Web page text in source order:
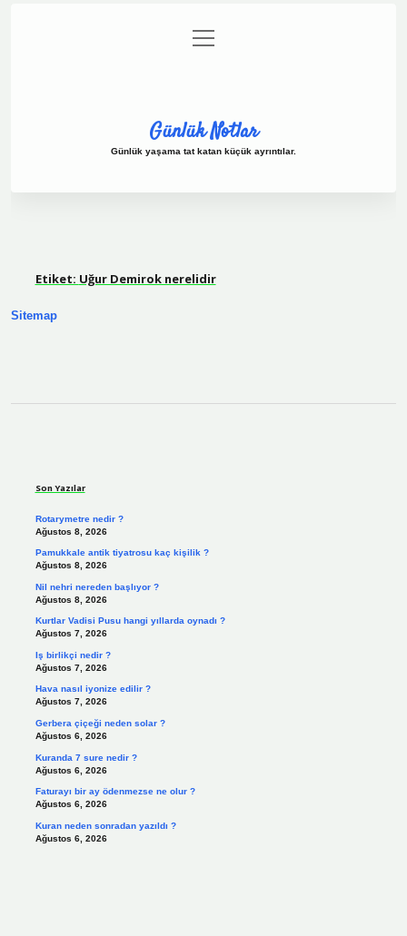
Gizlilik Politikası
menüyü
aç
Günlük Notlar
Günlük yaşama tat katan küçük ayrıntılar.
Etiket: Uğur Demirok nerelidir
Sitemap
Son Yazılar
Rotarymetre nedir ?
Ağustos 8, 2026
Pamukkale antik tiyatrosu kaç kişilik ?
Ağustos 8, 2026
Nil nehri nereden başlıyor ?
Ağustos 8, 2026
Kurtlar Vadisi Pusu hangi yıllarda oynadı ?
Ağustos 7, 2026
Iş birlikçi nedir ?
Ağustos 7, 2026
Hava nasıl iyonize edilir ?
Ağustos 7, 2026
Gerbera çiçeği neden solar ?
Ağustos 6, 2026
Kuranda 7 sure nedir ?
Ağustos 6, 2026
Faturayı bir ay ödenmezse ne olur ?
Ağustos 6, 2026
Kuran neden sonradan yazıldı ?
Ağustos 6, 2026